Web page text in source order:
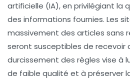
artificielle (IA), en privilégiant la
des informations fournies. Les
massivement des articles sans
seront susceptibles de recevoir
durcissement des règles vise à
de faible qualité et à préserver